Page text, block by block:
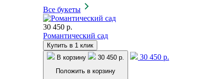
Все букеты
30 450 р.
Романтический сад
Купить в 1 клик
В корзину
30 450 р.
Положить в корзину
30 450 р.